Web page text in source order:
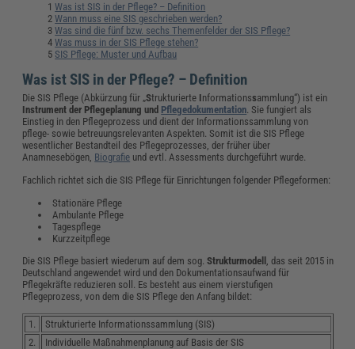
Was ist SIS in der Pflege? – Definition
Wann muss eine SIS geschrieben werden?
Was sind die fünf bzw. sechs Themenfelder der SIS Pflege?
Was muss in der SIS Pflege stehen?
SIS Pflege: Muster und Aufbau
Was ist SIS in der Pflege? – Definition
Die SIS Pflege (Abkürzung für „Strukturierte Informationssammlung“) ist ein
Instrument der Pflegeplanung und Pflegedokumentation. Sie fungiert als
Einstieg in den Pflegeprozess und dient der Informationssammlung von
pflege- sowie betreuungsrelevanten Aspekten. Somit ist die SIS Pflege
wesentlicher Bestandteil des Pflegeprozesses, der früher über
Anamnesebögen, Biografie und evtl. Assessments durchgeführt wurde.
Fachlich richtet sich die SIS Pflege für Einrichtungen folgender Pflegeformen:
Stationäre Pflege
Ambulante Pflege
Tagespflege
Kurzzeitpflege
Die SIS Pflege basiert wiederum auf dem sog.Strukturmodell
, das seit 2015 in
Deutschland angewendet wird und den Dokumentationsaufwand für
Pflegekräfte reduzieren soll. Es besteht aus einem vierstufigen
Pflegeprozess, von dem die SIS Pflege den Anfang bildet:
1.
Strukturierte Informationssammlung (SIS)
2.
Individuelle Maßnahmenplanung auf Basis der SIS